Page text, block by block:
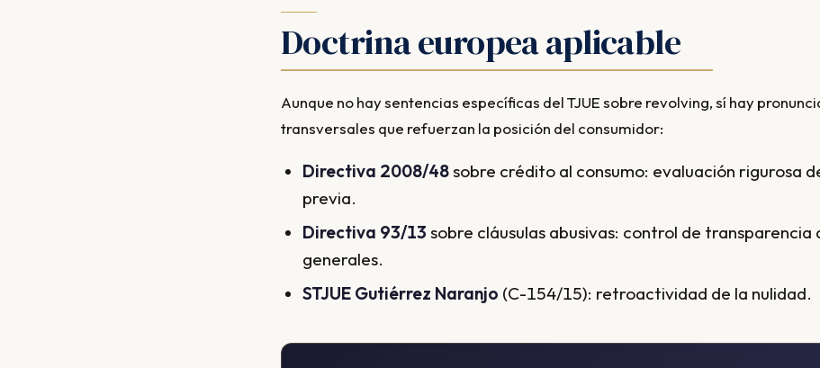
Doctrina europea aplicable
Aunque no hay sentencias específicas del TJUE sobre revolving, sí hay pronunciamientos
transversales que refuerzan la posición del consumidor:
Directiva 2008/48sobre crédito al consumo: evaluación rigurosa
previa.
Directiva 93/13 sobre cláusulas abusivas: control de transparencia
generales.
STJUE Gutiérrez Naranjo (C-154/15): retroactividad de la nulidad.